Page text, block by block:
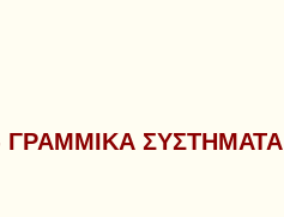
ΓΡΑΜΜΙΚΑ ΣΥΣΤΗΜΑΤΑ